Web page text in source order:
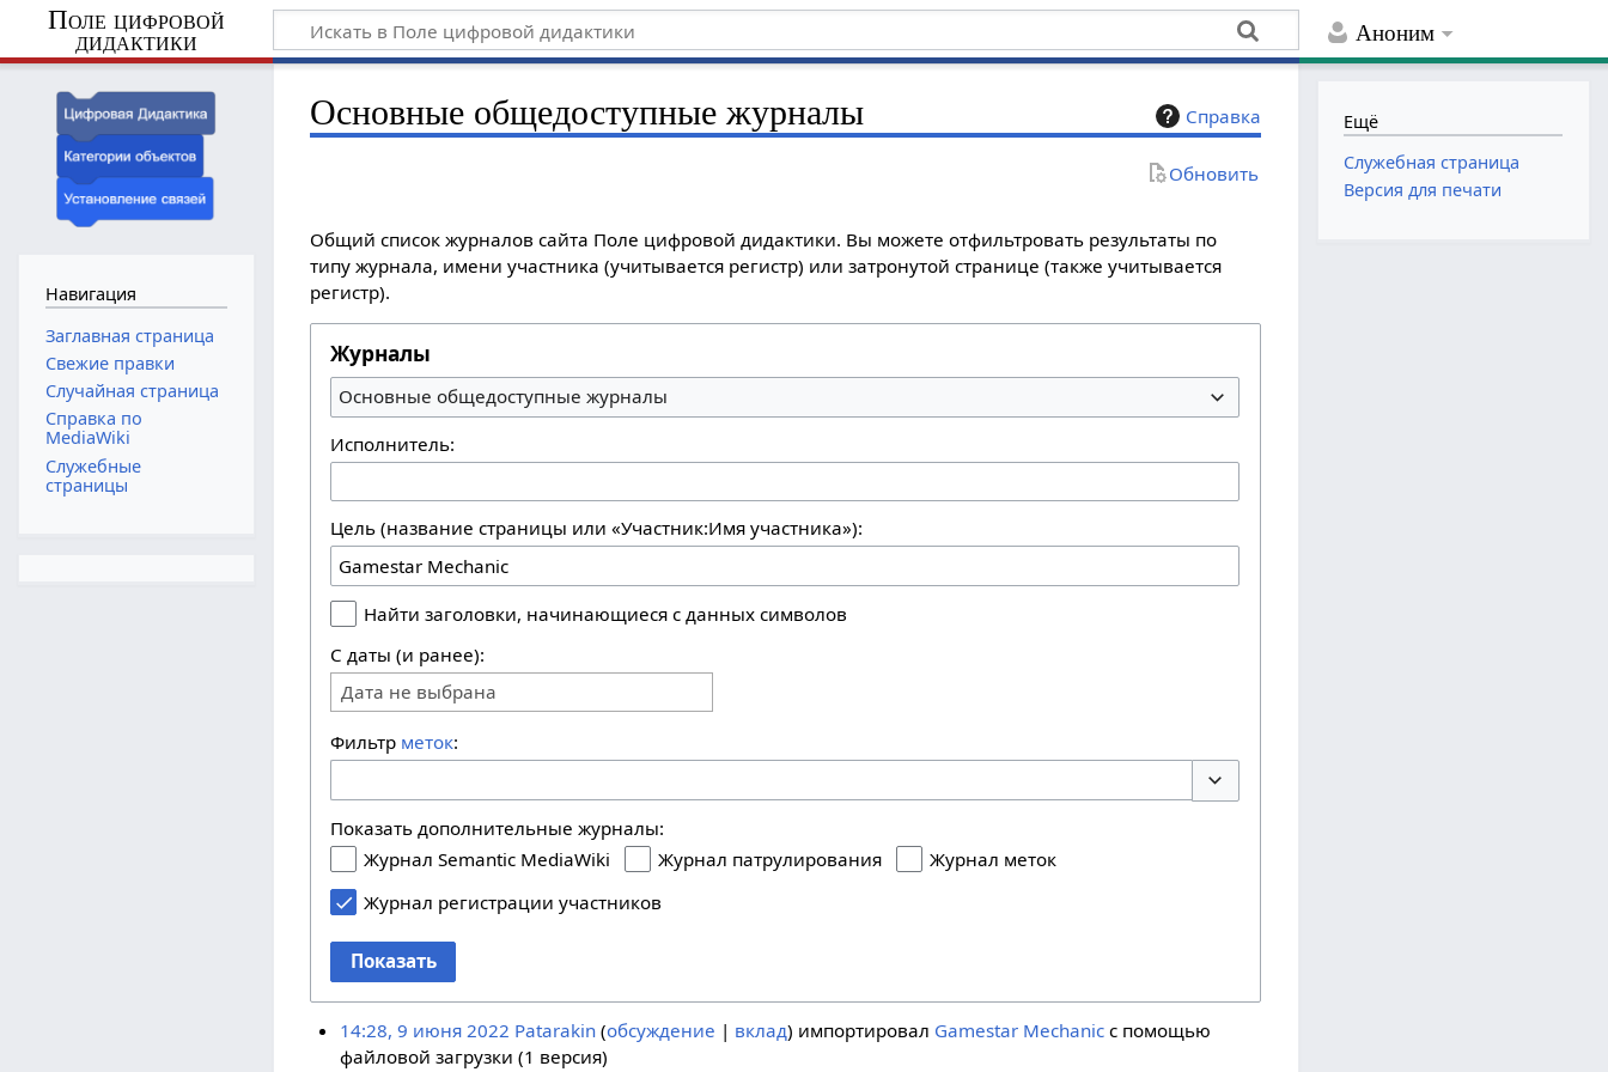
Аноним
Поле цифровой
дидактики
Справка
Основные общедоступные журналы
Обновить
Общий список журналов сайта Поле цифровой дидактики. Вы можете отфильтровать результаты по
типу журнала, имени участника (учитывается регистр) или затронутой странице (также учитывается
регистр).
Журналы
Основные общедоступные журналы
Исполнитель:
Цель (название страницы или «Участник:Имя участника»):
Найти заголовки, начинающиеся с данных символов
С даты (и ранее):
Дата не выбрана
Фильтр меток:
Показать дополнительные журналы:
Журнал Semantic MediaWiki
Журнал патрулирования
Журнал меток
Журнал регистрации участников
Показать
14:28, 9 июня 2022 Patarakin обсуждение вклад импортировал Gamestar Mechanicс помощью
файловой загрузки (1 версия)
Навигация
Заглавная страница
Свежие правки
Случайная страница
Справка по
MediaWiki
Служебные
страницы
Ещё
Служебная страница
Версия для печати